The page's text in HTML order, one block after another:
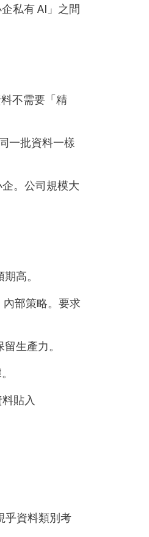
私有 AI」之間
不需要「精
一批資料一樣
。公司規模大
高。
部策略。要求
生產力。
貼入
乎資料類別考